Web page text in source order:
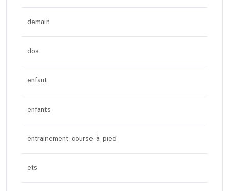
demain
dos
enfant
enfants
entrainement course à pied
ets